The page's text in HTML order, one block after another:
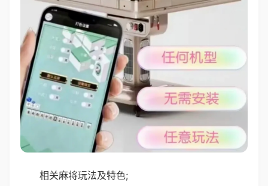
相关麻将玩法及特色;